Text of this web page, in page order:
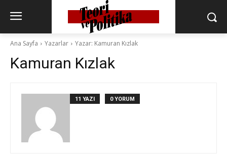
Ana Sayfa Yazarlar Yazar: Kamuran Kızlak
Kamuran Kızlak
11 YAZI 0 YORUM